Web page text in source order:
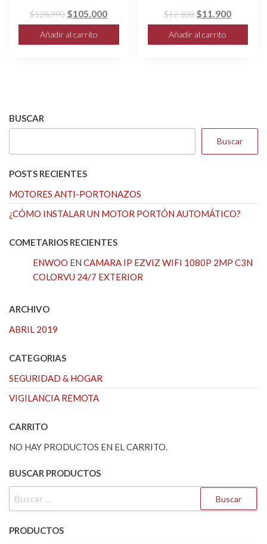
$128.990 El
precio
original
$105.000El
precio
actual
Añadir al carrito
$12.100 El
precio
original
$11.900El
precio
actual
Añadir al carrito
BUSCAR
Buscar
POSTS RECIENTES
MOTORES ANTI-PORTONAZOS
¿CÓMO INSTALAR UN MOTOR PORTÓN AUTOMÁTICO?
COMETARIOS RECIENTES
ENWOO EN CAMARA IP EZVIZ WIFI 1080P 2MP C3N
COLORVU 24/7 EXTERIOR
ARCHIVO
ABRIL 2019
CATEGORIAS
SEGURIDAD & HOGAR
VIGILANCIA REMOTA
CARRITO
NO HAY PRODUCTOS EN EL CARRITO.
BUSCAR PRODUCTOS
PRODUCTOS